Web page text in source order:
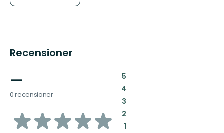
Recensioner
—
0 recensioner
av
5:
4:
3:
2:
1: